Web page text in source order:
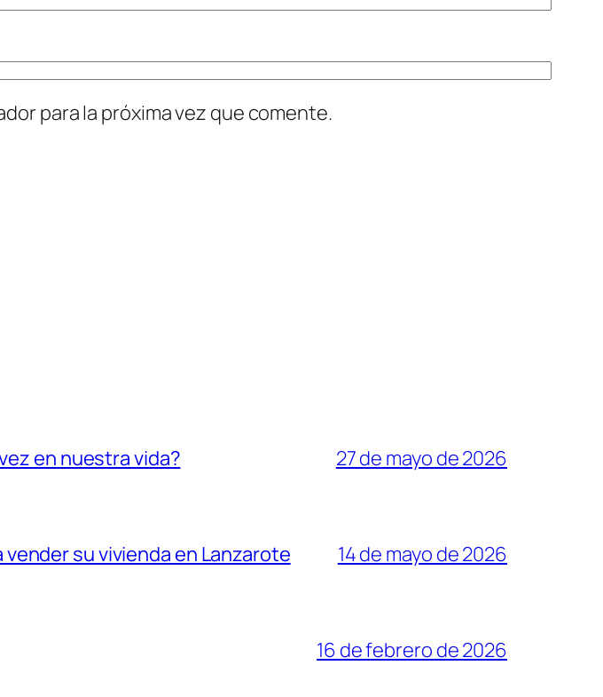
para la próxima vez que comente.
en nuestra vida? 27 de mayo de 2026
su vivienda en Lanzarote 14 de mayo de 2026
16 de febrero de 2026